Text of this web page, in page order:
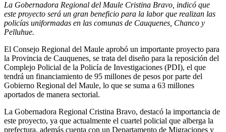
La Gobernadora Regional del Maule Cristina Bravo, indicó que
este proyecto será un gran beneficio para la labor que realizan las
policías uniformadas en las comunas de Cauquenes, Chanco y
Pelluhue.
El Consejo Regional del Maule aprobó un importante proyecto para
la Provincia de Cauquenes, se trata del diseño para la reposición del
Complejo Policial de la Policía de Investigaciones (PDI), el que
tendrá un financiamiento de 95 millones de pesos por parte del
Gobierno Regional del Maule, lo que se suma a 63 millones
aportados de manera sectorial.
La Gobernadora Regional Cristina Bravo, destacó la importancia de
este proyecto, ya que actualmente el cuartel policial que alberga la
prefectura, además cuenta con un Departamento de Migraciones y